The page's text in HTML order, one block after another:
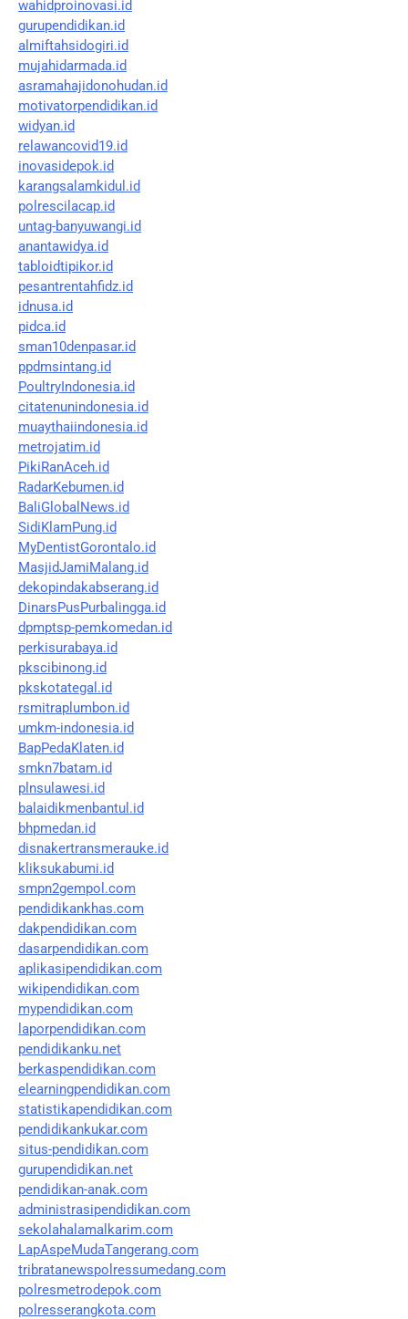
wahidproinovasi.id
gurupendidikan.id
almiftahsidogiri.id
mujahidarmada.id
asramahajidonohudan.id
motivatorpendidikan.id
widyan.id
relawancovid19.id
inovasidepok.id
karangsalamkidul.id
polrescilacap.id
untag-banyuwangi.id
anantawidya.id
tabloidtipikor.id
pesantrentahfidz.id
idnusa.id
pidca.id
sman10denpasar.id
ppdmsintang.id
PoultryIndonesia.id
citatenunindonesia.id
muaythaiindonesia.id
metrojatim.id
PikiRanAceh.id
RadarKebumen.id
BaliGlobalNews.id
SidiKlamPung.id
MyDentistGorontalo.id
MasjidJamiMalang.id
dekopindakabserang.id
DinarsPusPurbalingga.id
dpmptsp-pemkomedan.id
perkisurabaya.id
pkscibinong.id
pkskotategal.id
rsmitraplumbon.id
umkm-indonesia.id
BapPedaKlaten.id
smkn7batam.id
plnsulawesi.id
balaidikmenbantul.id
bhpmedan.id
disnakertransmerauke.id
kliksukabumi.id
smpn2gempol.com
pendidikankhas.com
dakpendidikan.com
dasarpendidikan.com
aplikasipendidikan.com
wikipendidikan.com
mypendidikan.com
laporpendidikan.com
pendidikanku.net
berkaspendidikan.com
elearningpendidikan.com
statistikapendidikan.com
pendidikankukar.com
situs-pendidikan.com
gurupendidikan.net
pendidikan-anak.com
administrasipendidikan.com
sekolahalamalkarim.com
LapAspeMudaTangerang.com
tribratanewspolressumedang.com
polresmetrodepok.com
polresserangkota.com